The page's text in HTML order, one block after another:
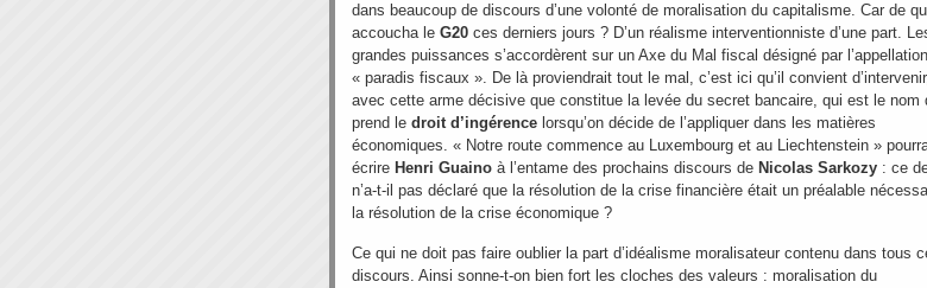
dans beaucoup de discours d’une volonté de moralisation du capitalisme. Car de
accoucha le G20 ces derniers jours ? D’un réalisme interventionniste d’une part.
grandes puissances s’accordèrent sur un Axe du Mal fiscal désigné par
« paradis fiscaux ». De là proviendrait tout le mal, c’est ici qu’il convient
avec cette arme décisive que constitue la levée du secret bancaire, qui est le nom
prend le droit d’ingérence lorsqu’on décide de l’appliquer dans les matières
économiques. « Notre route commence au Luxembourg et au Liechtenstein »
écrire Henri Guaino à l’entame des prochains discours de Nicolas Sarkozy : ce
n’a-t-il pas déclaré que la résolution de la crise financière était un préalable
la résolution de la crise économique ?
Ce qui ne doit pas faire oublier la part d’idéalisme moralisateur contenu dans tous
discours. Ainsi sonne-t-on bien fort les cloches des valeurs : moralisation du